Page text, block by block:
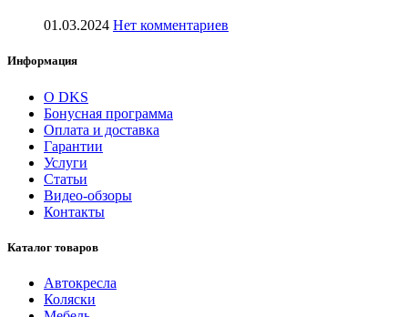
01.03.2024 Нет комментариев
Информация
О DKS
Бонусная программа
Оплата и доставка
Гарантии
Услуги
Статьи
Видео-обзоры
Контакты
Каталог товаров
Автокресла
Коляски